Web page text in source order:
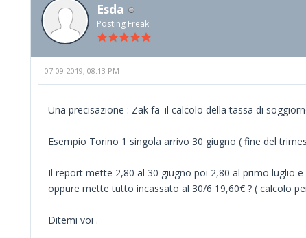
Esda
Posting Freak
07-09-2019, 08:13 PM
Una precisazione : Zak fa' il calcolo della tassa di
Esempio Torino 1 singola arrivo 30 giugno ( fine del
Il report mette 2,80 al 30 giugno poi 2,80 al primo luglio
oppure mette tutto incassato al 30/6 19,60€ ? ( calcolo
Ditemi voi .